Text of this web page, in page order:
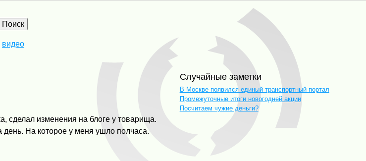
видео
сделал изменения на блоге у товарища.
день. На которое у меня ушло полчаса.
Случайные заметки
В Москве появился единый транспортный портал
Промежуточные итоги новогодней акции
Посчитаем чужие деньги?